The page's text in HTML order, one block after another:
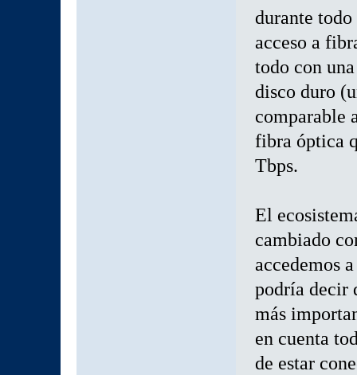
durante
acceso a
todo con
disco duro
comparable
fibra óptica
Tbps.
El
cambiado
accedemos
podría decir
más
en cuenta
de estar